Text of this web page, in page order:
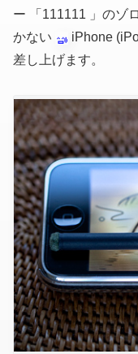
ー 「111111 」のゾ
かない
iPhone
差し上げます。